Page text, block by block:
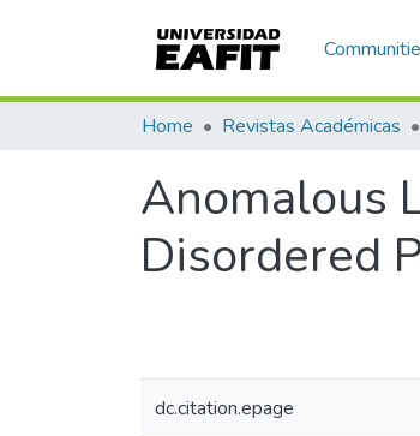
Home Revistas Académicas
Anomalous
Disordered
dc.citation.epage